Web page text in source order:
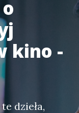
kino -
dzieła,